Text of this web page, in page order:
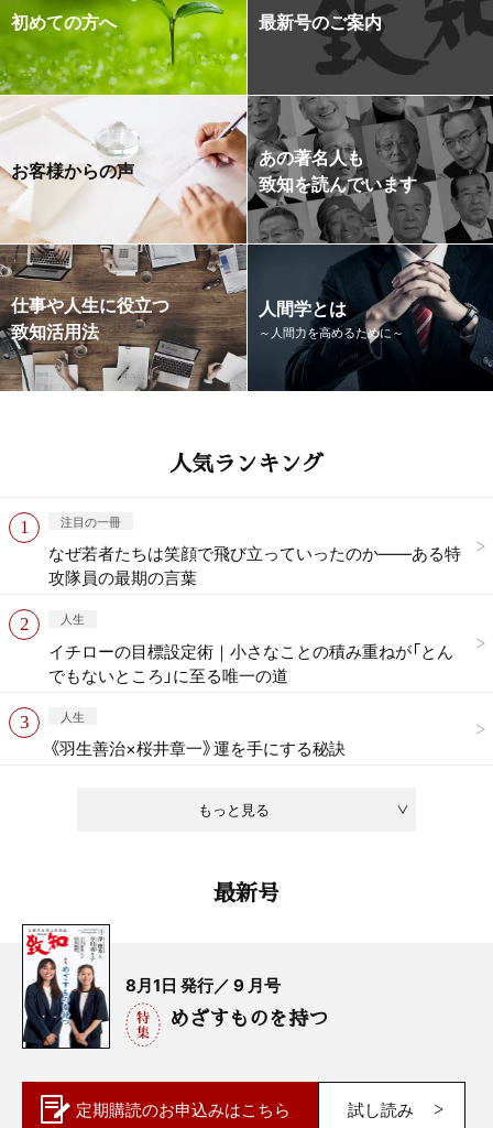
初めての方へ 最新号のご案内
お客様からの声
あの著名人も
致知を読んでいます
仕事や人生に役立つ
致知活用法
人間学とは
～人間力を高めるために～
人気ランキング
もっと見る
注目の一冊
なぜ若者たちは笑顔で飛び立っていったのか——ある特
攻隊員の最期の言葉
人生
イチローの目標設定術｜小さなことの積み重ねが「とん
でもないところ」に至る唯一の道
人生
《羽生善治×桜井章一》運を手にする秘訣
最新号
8月1日 発行／ 9 月号
めざすものを持つ
定期購読のお申込みはこちら 試し読み